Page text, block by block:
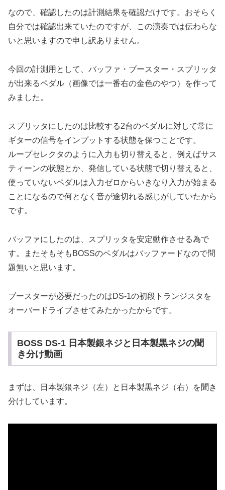
なので、確認したのは計測結果を確認だけです。おそらく
自分では確認出来ていたのですが、この演奏では伝わらな
いと思いますので申し訳ありません。
今回の計測用として、バッファ・ブースター・スプリッタ
が出来るペダル（画像では一番右の金色のやつ）を作って
みました。
スプリッタにしたのは比較する2台のペダルに対して常に
ギターの信号をインプットする状態を保つことです。
ループセレクタのように入力も切り替えると、例えばサス
ティーンの状態とか、発信している状態で切り替えると、
使っていないペダルは入力ゼロからいきなり入力が始まる
ことになるので何となく音が途切れる感じがしていたから
です。
バッファにしたのは、スプリッタを安定動作させる為で
す。またそもそもBOSSのペダルはバッファードなので問
題無いと思います。
ブースターが必要だったのはDS-1の初段トランジスタを
オーバードライブさせてみたかったからです。
BOSS DS-1 日本製銀ネジと日本製黒ネジの聞
き分け動画
まずは、日本製銀ネジ（左）と日本製黒ネジ（右）を聞き
分けしています。